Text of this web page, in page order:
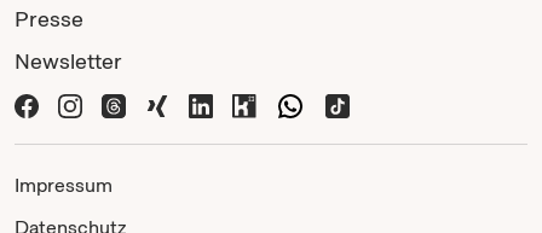
Presse
Newsletter
Impressum